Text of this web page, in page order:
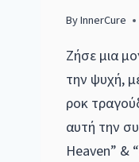
ByInnerCure
Ζήσε μια
την ψυχή,
ροκ
αυτή την
Heaven” &